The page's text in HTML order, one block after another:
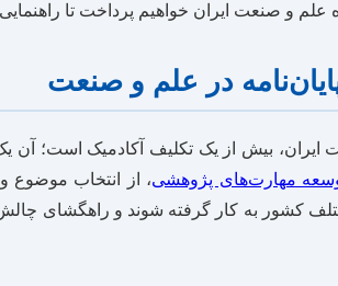
علم و صنعت ایران خواهیم پرداخت تا
در علم و صنعت
ایران، بیش از یک تکلیف آکادمیک است؛
مهارت‌های پژوهشی، از انتخاب موضوع
کشور به کار گرفته شوند و راهگشای